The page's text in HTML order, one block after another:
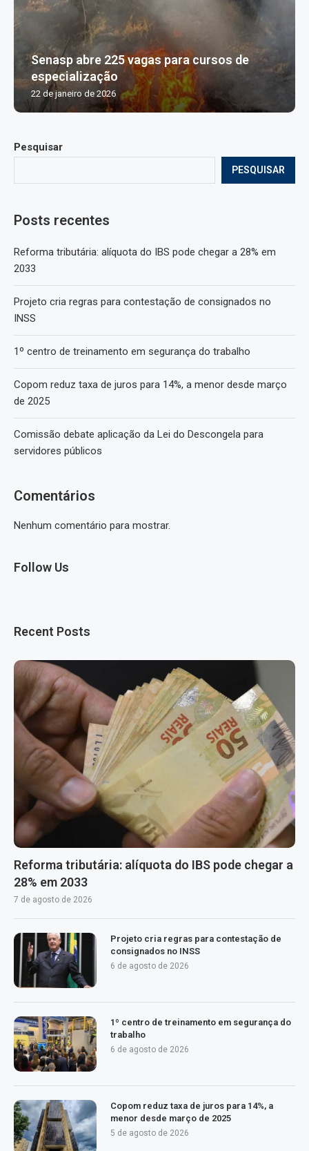
Pesquisar
PESQUISAR
Posts recentes
Reforma tributária: alíquota do IBS pode chegar a 28% em
2033
Projeto cria regras para contestação de consignados no
INSS
1º centro de treinamento em segurança do trabalho
Copom reduz taxa de juros para 14%, a menor desde março
de 2025
Comissão debate aplicação da Lei do Descongela para
servidores públicos
Comentários
Nenhum comentário para mostrar.
Follow Us
Recent Posts
Reforma tributária: alíquota do IBS pode chegar a
28% em 2033
7 de agosto de 2026
Projeto cria regras para contestação de
consignados no INSS
6 de agosto de 2026
1º centro de treinamento em segurança do
trabalho
6 de agosto de 2026
Copom reduz taxa de juros para 14%, a
menor desde março de 2025
5 de agosto de 2026
Senasp abre 225 vagas para cursos de
especialização
22 de janeiro de 2026